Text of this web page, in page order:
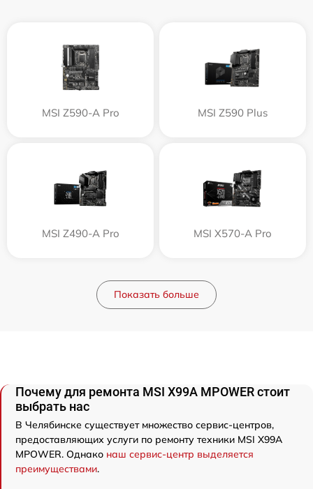
MSI Z590-A Pro MSI Z590 Plus
MSI Z490-A Pro MSI X570-A Pro
Показать больше
Почему для ремонта MSI X99A MPOWER стоит
выбрать нас
В Челябинске существует множество сервис-центров,
предоставляющих услуги по ремонту техники MSI X99A
MPOWER. Однако наш сервис-центр выделяется
преимуществами.